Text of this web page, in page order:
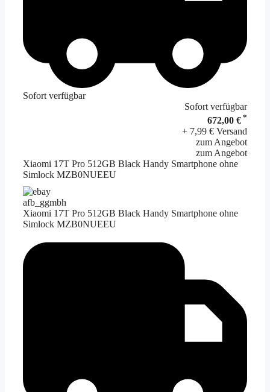
Sofort verfügbar
Sofort verfügbar
672,00 € *
+ 7,99 € Versand
zum Angebot
zum Angebot
Xiaomi 17T Pro 512GB Black Handy Smartphone ohne
Simlock MZB0NUEEU
afb_ggmbh
Xiaomi 17T Pro 512GB Black Handy Smartphone ohne
Simlock MZB0NUEEU